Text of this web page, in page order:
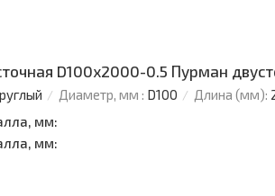
D100х2000-0.5 Пурман
Диаметр, мм : D100 Длина (мм):
мм:
мм: